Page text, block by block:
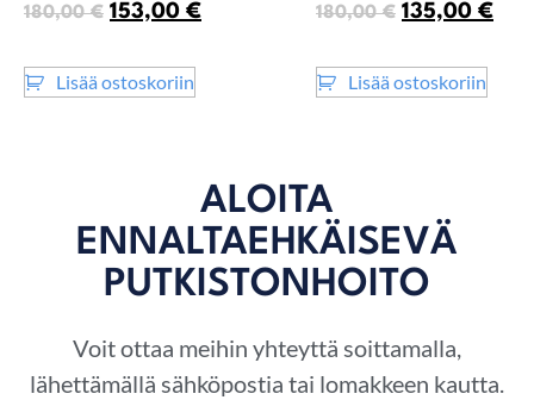
180,00€ 153,00 €
Lisää ostoskoriin
180,00€ 135,00 €
Lisää ostoskoriin
ALOITA
ENNALTAEHKÄISEVÄ
PUTKISTONHOITO
Voit ottaa meihin yhteyttä soittamalla,
lähettämällä sähköpostia tai lomakkeen kautta.